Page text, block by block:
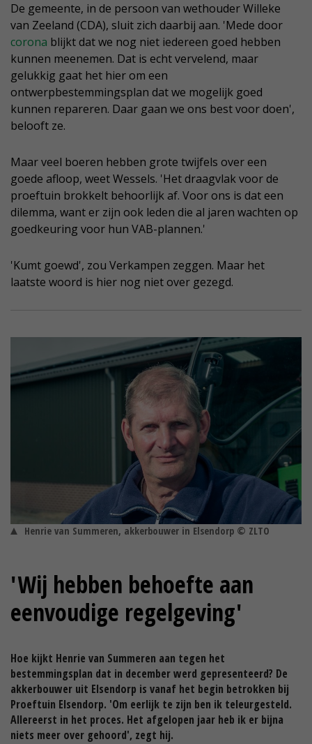
De gemeente, in de persoon van wethouder Willeke
van Zeeland (CDA), sluit zich daarbij aan. 'Mede door
corona blijkt dat we nog niet iedereen goed hebben
kunnen meenemen. Dat is echt vervelend, maar
gelukkig gaat het hier om een
ontwerpbestemmingsplan dat we mogelijk goed
kunnen repareren. Daar gaan we ons best voor doen',
belooft ze.
Maar veel boeren hebben grote twijfels over een
goede afloop, weet Wessels. 'Het draagvlak voor de
proeftuin brokkelt behoorlijk af. Voor ons is dat een
dilemma, want er zijn ook leden die al jaren wachten op
goedkeuring voor hun VAB-plannen.'
'Kumt goewd', zou Verkampen zeggen. Maar het
laatste woord is hier nog niet over gezegd.
Henrie van Summeren, akkerbouwer in Elsendorp © ZLTO
'Wij hebben behoefte aan
eenvoudige regelgeving'
Hoe kijkt Henrie van Summeren aan tegen het
bestemmingsplan dat in december werd gepresenteerd? De
akkerbouwer uit Elsendorp is vanaf het begin betrokken bij
Proeftuin Elsendorp. 'Om eerlijk te zijn ben ik teleurgesteld.
Allereerst in het proces. Het afgelopen jaar heb ik er bijna
niets meer over gehoord', zegt hij.